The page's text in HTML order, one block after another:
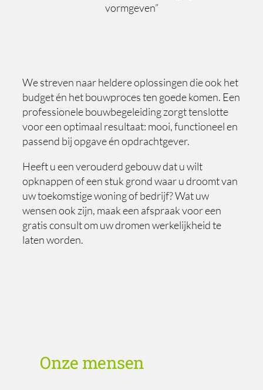
vormgeven”
We streven naar heldere oplossingen die ook het
budget én het bouwproces ten goede komen. Een
professionele bouwbegeleiding zorgt tenslotte
voor een optimaal resultaat: mooi, functioneel en
passend bij opgave én opdrachtgever.
Heeft u een verouderd gebouw dat u wilt
opknappen of een stuk grond waar u droomt van
uw toekomstige woning of bedrijf? Wat uw
wensen ook zijn, maak een afspraak voor een
gratis consult om uw dromen werkelijkheid te
laten worden.
Onze mensen